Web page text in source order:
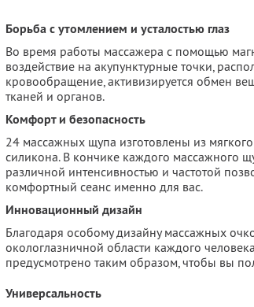
Борьба с утомлением и усталостью глаз
Во время работы массажера с помощью
воздействие на акупунктурные точки,
кровообращение, активизируется обмен
тканей и органов.
Комфорт и безопасность
24 массажных щупа изготовлены из
силикона. В кончике каждого массажного
различной интенсивностью и частотой
комфортный сеанс именно для вас.
Инновационный дизайн
Благодаря особому дизайну массажных
окологлазничной области каждого
предусмотрено таким образом, чтобы вы
Универсальность